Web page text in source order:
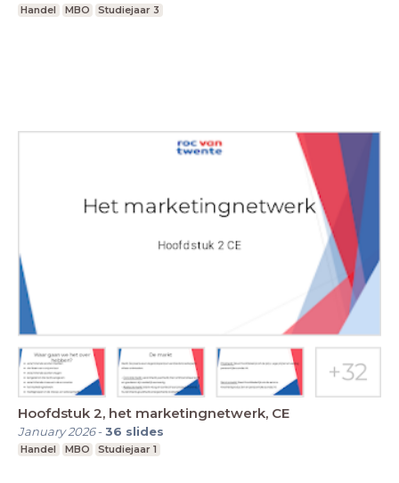
Handel MBO Studiejaar 3
Hoofdstuk 2, het marketingnetwerk, CE
January 2026-36 slides
Handel MBO Studiejaar 1